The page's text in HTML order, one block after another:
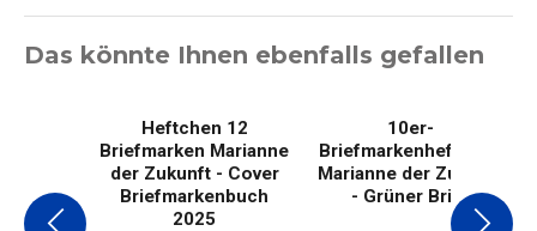
Das könnte Ihnen ebenfalls gefallen
Heftchen 12
Briefmarken Marianne
der Zukunft - Cover
Briefmarkenbuch
2025
10er-
Briefmarkenheftchen
Marianne der Zukunft
- Grüner Brief